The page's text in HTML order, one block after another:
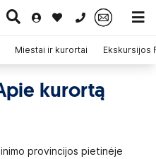
0 700 11007
Miestai ir kurortai Ekskursijos
kurortą
provincijos pietinėje